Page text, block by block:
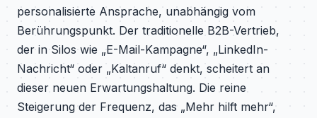
personalisierte Ansprache, unabhängig vom
Berührungspunkt. Der traditionelle B2B-Vertrieb,
der in Silos wie „E-Mail-Kampagne“, „LinkedIn-
Nachricht“ oder „Kaltanruf“ denkt, scheitert an
dieser neuen Erwartungshaltung. Die reine
Steigerung der Frequenz, das „Mehr hilft mehr“,